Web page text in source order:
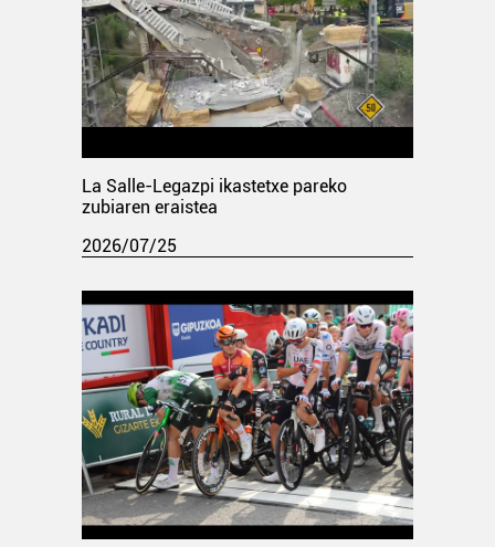
La Salle-Legazpi ikastetxe pareko
zubiaren eraistea
2026/07/25